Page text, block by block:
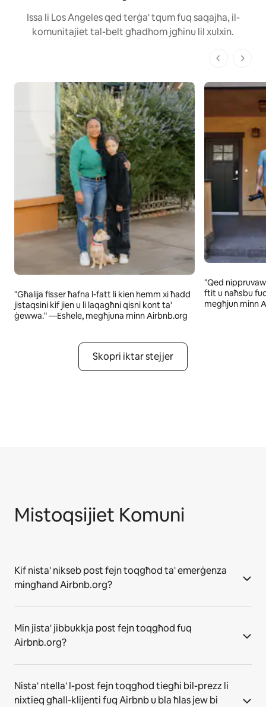
Issa li Los Angeles qed terġa' tqum fuq saqajha, il-
komunitajiet tal-belt għadhom jgħinu lil xulxin.
1 minn 1
"Għalija fisser ħafna l-fatt li kien hemm xi ħadd
jistaqsini kif jien u li laqagħni qisni kont ta'
ġewwa." —Eshele, megħjuna minn Airbnb.org
"Qed
ftit u naħsbu
megħjun minn
Skopri iktar stejjer
Mistoqsijiet Komuni
Kif nista' nikseb post fejn toqgħod ta' emerġenza
mingħand Airbnb.org?
Min jista' jibbukkja post fejn toqgħod fuq
Airbnb.org?
Nista' ntella' l-post fejn toqgħod tiegħi bil-prezz li
nixtieq għall-klijenti fuq Airbnb u bla ħlas jew bi